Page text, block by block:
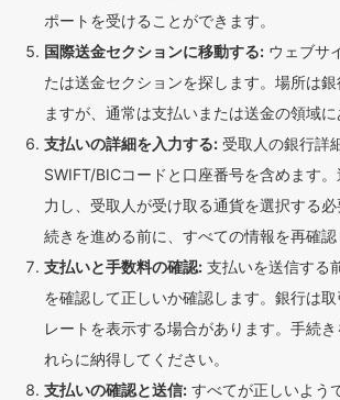
ポートを受けることができます。
国際送金セクションに移動する: ウェブサ
たは送金セクションを探します。場所は
ますが、通常は支払いまたは送金の領域に
支払いの詳細を入力する: 受取人の銀行詳
SWIFT/BICコードと口座番号を含めます
力し、受取人が受け取る通貨を選択する
続きを進める前に、すべての情報を再確認
支払いと手数料の確認: 支払いを送信する
を確認して正しいか確認します。銀行は
レートを表示する場合があります。手続き
れらに納得してください。
支払いの確認と送信: すべてが正しいよう